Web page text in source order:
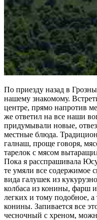
По приезду назад в
нашему знакомому.
центре, прямо напротив
же ответил на все наши
придумывали новые, отвез
местные блюда.
галнаш, проще говоря,
тарелок с мясом
Пока я расспрашивала
те умяли все содержимое
вида галушек из
колбаса из конины, фарш
легких и тому подобное,
конины. Запивается все
чесночный с хреном,